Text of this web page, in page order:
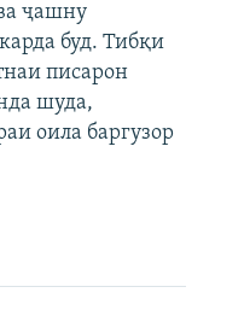
ҷашну
буд. Тибқи
писарон
шуда,
оила баргузор